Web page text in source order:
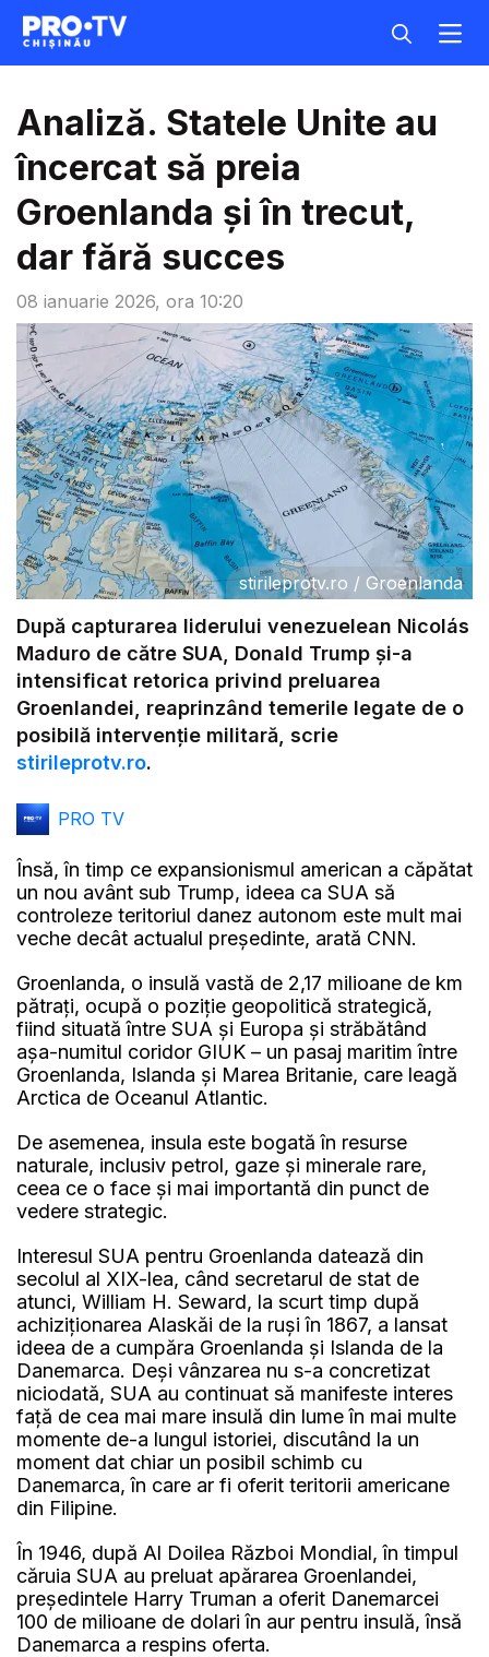
08 ianuarie 2026, ora 10:20
Analiză. Statele Unite au
încercat să preia
Groenlanda şi în trecut,
dar fără succes
stirileprotv.ro / Groenlanda
După capturarea liderului venezuelean Nicolás
Maduro de către SUA, Donald Trump și-a
intensificat retorica privind preluarea
Groenlandei, reaprinzând temerile legate de o
posibilă intervenție militară, scrie
stirileprotv.ro.
PRO TV
Însă, în timp ce expansionismul american a căpătat
un nou avânt sub Trump, ideea ca SUA să
controleze teritoriul danez autonom este mult mai
veche decât actualul președinte, arată CNN.
Groenlanda, o insulă vastă de 2,17 milioane de km
pătrați, ocupă o poziție geopolitică strategică,
fiind situată între SUA și Europa și străbătând
așa-numitul coridor GIUK – un pasaj maritim între
Groenlanda, Islanda și Marea Britanie, care leagă
Arctica de Oceanul Atlantic.
De asemenea, insula este bogată în resurse
naturale, inclusiv petrol, gaze și minerale rare,
ceea ce o face și mai importantă din punct de
vedere strategic.
Interesul SUA pentru Groenlanda datează din
secolul al XIX-lea, când secretarul de stat de
atunci, William H. Seward, la scurt timp după
achiziționarea Alaskăi de la ruși în 1867, a lansat
ideea de a cumpăra Groenlanda și Islanda de la
Danemarca. Deși vânzarea nu s-a concretizat
niciodată, SUA au continuat să manifeste interes
față de cea mai mare insulă din lume în mai multe
momente de-a lungul istoriei, discutând la un
moment dat chiar un posibil schimb cu
Danemarca, în care ar fi oferit teritorii americane
din Filipine.
În 1946, după Al Doilea Război Mondial, în timpul
căruia SUA au preluat apărarea Groenlandei,
președintele Harry Truman a oferit Danemarcei
100 de milioane de dolari în aur pentru insulă, însă
Danemarca a respins oferta.